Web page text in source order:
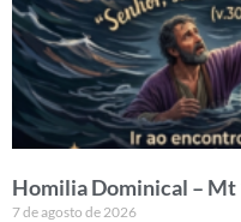
Homilia Dominical – Mt
7 de agosto de 2026